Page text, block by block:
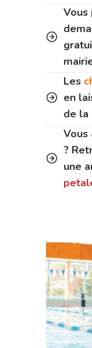
Vous
Les
en
de la
Vous
?
une